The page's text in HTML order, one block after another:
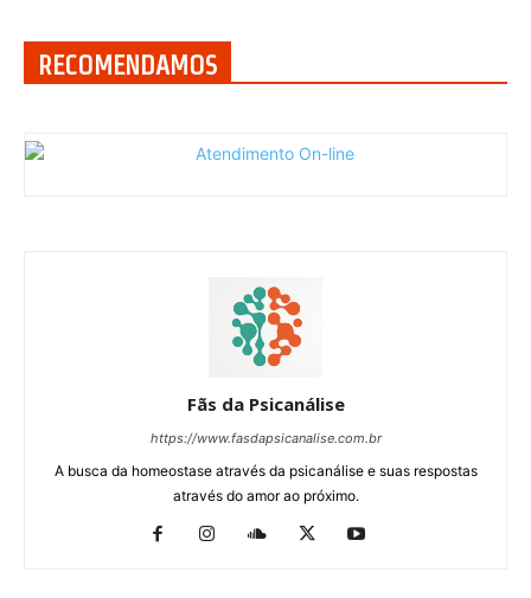
RECOMENDAMOS
Fãs da Psicanálise
https://www.fasdapsicanalise.com.br
A busca da homeostase através da psicanálise e suas respostas
através do amor ao próximo.